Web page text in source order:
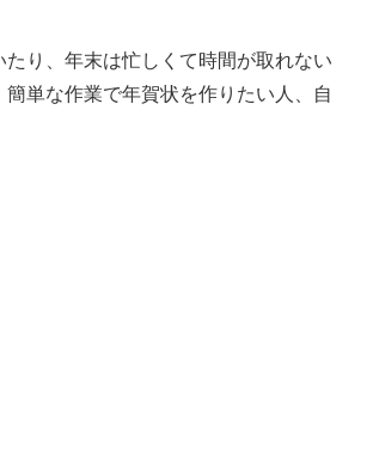
り、年末は忙しくて時間が取れない
単な作業で年賀状を作りたい人、自